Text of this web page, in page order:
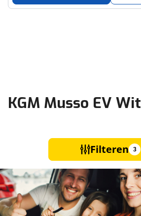
KGM Musso EV Wit
Filteren 3